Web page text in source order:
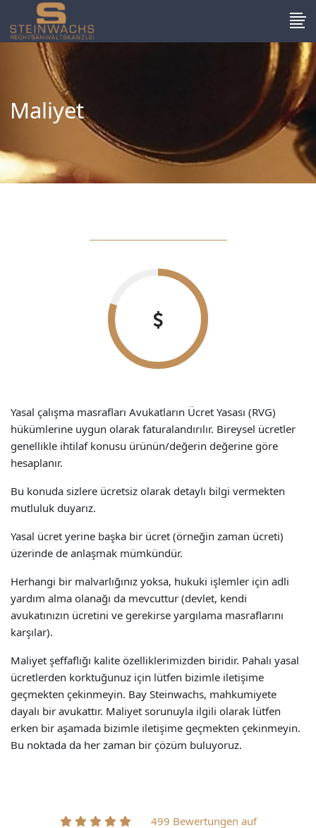
Maliyet
Yasal çalışma masrafları Avukatların Ücret Yasası (RVG)
hükümlerine uygun olarak faturalandırılır. Bireysel ücretler
genellikle ihtilaf konusu ürünün/değerin değerine göre
hesaplanır.
Bu konuda sizlere ücretsiz olarak detaylı bilgi vermekten
mutluluk duyarız.
Yasal ücret yerine başka bir ücret (örneğin zaman ücreti)
üzerinde de anlaşmak mümkündür.
Herhangi bir malvarlığınız yoksa, hukuki işlemler için adli
yardım alma olanağı da mevcuttur (devlet, kendi
avukatınızın ücretini ve gerekirse yargılama masraflarını
karşılar).
Maliyet şeffaflığı kalite özelliklerimizden biridir. Pahalı yasal
ücretlerden korktuğunuz için lütfen bizimle iletişime
geçmekten çekinmeyin. Bay Steinwachs, mahkumiyete
dayalı bir avukattır. Maliyet sorunuyla ilgili olarak lütfen
erken bir aşamada bizimle iletişime geçmekten çekinmeyin.
Bu noktada da her zaman bir çözüm buluyoruz.
499 Bewertungen auf